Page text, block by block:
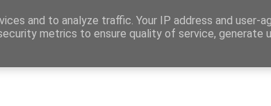
and to analyze traffic. Your IP address and user-
metrics to ensure quality of service, generate